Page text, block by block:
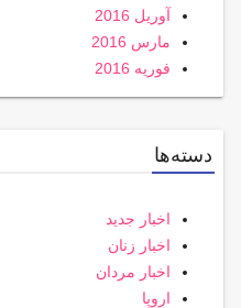
آوریل 2016
مارس 2016
فوریه 2016
دسته‌ها
اخبار جدید
اخبار زنان
اخبار مردان
اروپا